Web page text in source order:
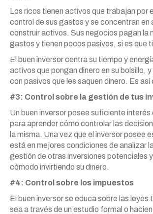
Los ricos tienen activos que trabajan por
control de sus gastos y se concentran en
construir activos. Sus negocios pagan la
gastos y tienen pocos pasivos, si es que
El buen inversor centra su tiempo y
activos que pongan dinero en su bolsillo,
con pasivos que les saquen dinero. Es así
#3: Control sobre la gestión de tus
Un buen inversor posee suficiente interés
para aprender cómo controlar las
la misma. Una vez que el inversor posee
está en mejores condiciones de analizar
gestión de otras inversiones potenciales
cómodo invirtiendo su dinero.
#4: Control sobre los impuestos
El buen inversor se educa sobre las leyes
sea a través de un estudio formal o